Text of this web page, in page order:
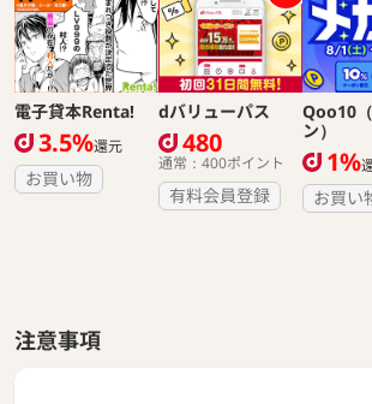
電子貸本Renta!
3.5%還元
お買い物
dバリューパス
480
通常：400ポイント
有料会員登録
Qoo10
ン）
1%
お買い
注意事項